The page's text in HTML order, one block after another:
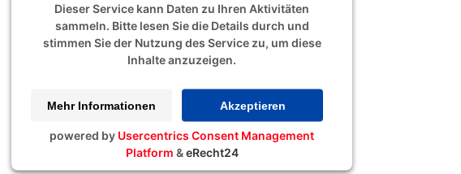
Dieser Service kann Daten zu Ihren Aktivitäten
sammeln. Bitte lesen Sie die Details durch und
stimmen Sie der Nutzung des Service zu, um diese
Inhalte anzuzeigen.
Mehr Informationen Akzeptieren
powered by Usercentrics Consent Management
Platform &eRecht24